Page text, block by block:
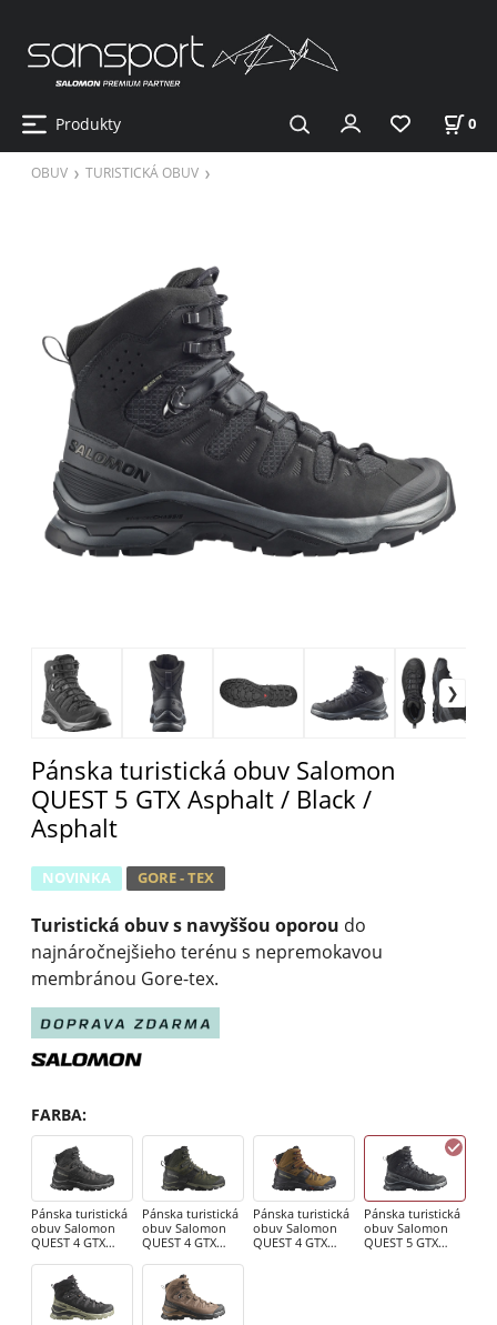
Produkty 0
OBUV TURISTICKÁ OBUV
Pánska turistická obuv Salomon
QUEST 5 GTX Asphalt / Black /
Asphalt
NOVINKA GORE - TEX
Turistická obuvs navyššou oporou do
najnáročnejšieho terénu s nepremokavou
membránou Gore-tex.
FARBA:
Pánska turistická
obuv Salomon
QUEST 4 GTX
Quarry
Pánska turistická
obuv Salomon
QUEST 4 GTX
/ Safari
Pánska turistická
obuv Salomon
QUEST 4 GTX
Pánska turistická
obuv Salomon
QUEST 5 GTX